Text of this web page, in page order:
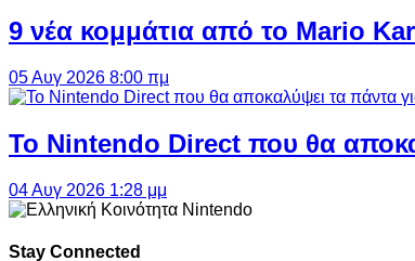
9 νέα κομμάτια από το Mario
05 Αυγ 2026 8:00 πμ
Το Nintendo Direct που θα
04 Αυγ 2026 1:28 μμ
Stay Connected